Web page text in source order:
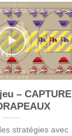
– CAPTURE
stratégies avec